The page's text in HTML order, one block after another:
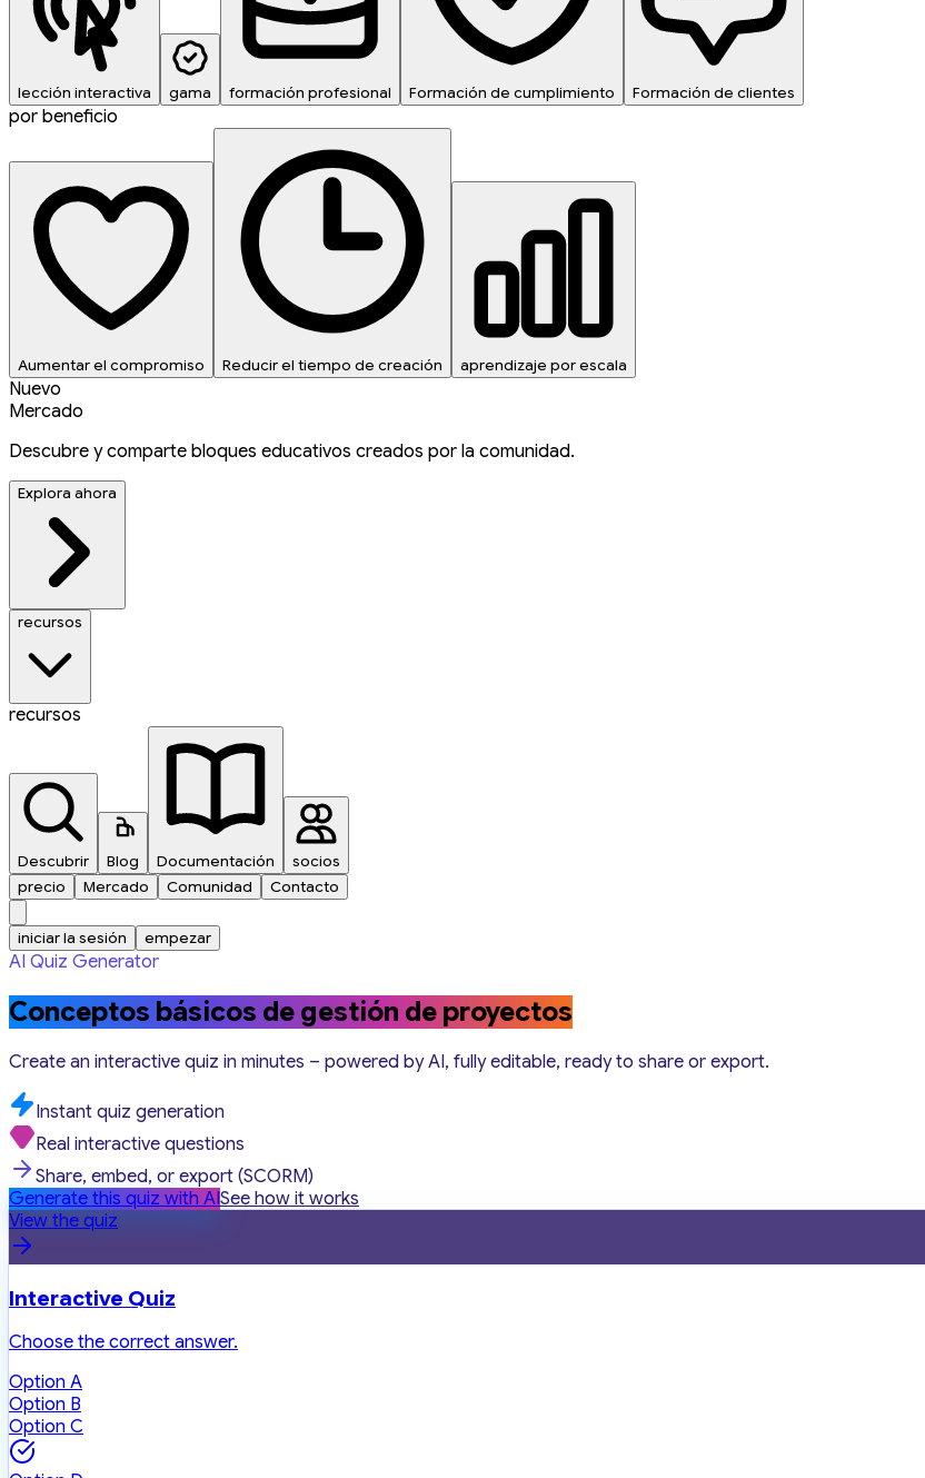
lección interactiva gama formación profesional Formación de cumplimiento Formación de clientes
por beneficio
Aumentar el compromiso Reducir el tiempo de creación aprendizaje por escala
Nuevo
Mercado
Descubre y comparte bloques educativos creados por la comunidad.
Explora ahora
recursos
recursos
Descubrir Blog Documentación
socios
precio
Mercado Comunidad Contacto
iniciar la sesión empezar
AI Quiz Generator
Conceptos básicos de gestión de proyectos
Create an interactive quiz in minutes – powered by AI, fully editable, ready to share or export.
Instant quiz generation
Real interactive questions
Share, embed, or export (SCORM)
Generate this quiz with AISee how it works
View the quiz
Interactive Quiz
Choose the correct answer.
Option A
Option B
Option C